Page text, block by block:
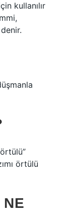
kullanılır
örtülü